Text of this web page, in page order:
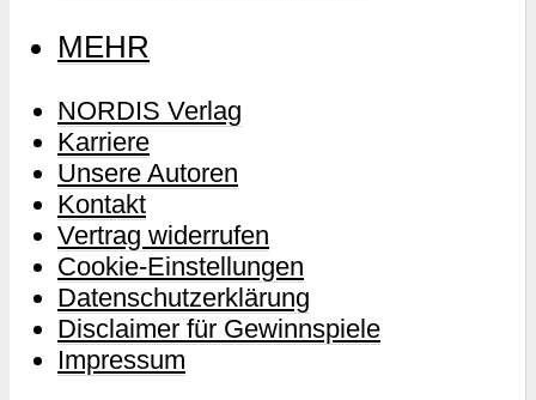
MEHR
NORDIS Verlag
Karriere
Unsere Autoren
Kontakt
Vertrag widerrufen
Cookie-Einstellungen
Datenschutzerklärung
Disclaimer für Gewinnspiele
Impressum